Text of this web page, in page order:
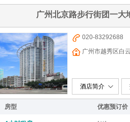
广州北京路步行街团一大
020-83292688
广州市越秀区白
酒店简介
房型 优惠预订价